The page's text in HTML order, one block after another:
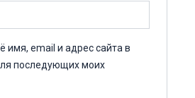
имя, email и адрес сайта в
последующих моих